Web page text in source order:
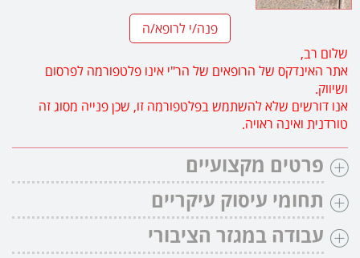
פנה/י לרופא/ה
שלום רב,
אתר האינדקס של הרופאים של הר"י אינו פלטפורמה לפרסום
ושיווק.
אנו דורשים שלא להשתמש בפלטפורמה זו, שכן פנייה מסוג זה
טורדנית ואינה ראויה.
פרטים מקצועיים
תחומי עיסוק עיקריים
עבודה במגזר הציבורי